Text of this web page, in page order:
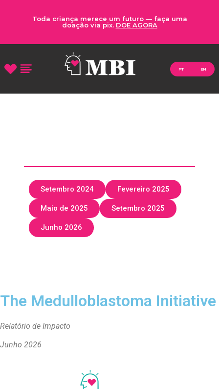
Toda criança merece um futuro — faça uma
doação via pix. DOE AGORA
PT EN
Setembro 2024 Fevereiro 2025
Maio de 2025 Setembro 2025
Junho 2026
The Medulloblastoma Initiative
Relatório de Impacto
Junho 2026